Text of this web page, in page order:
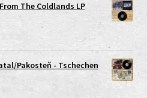
The Coldlands LP
Pakosteň - Tschechen